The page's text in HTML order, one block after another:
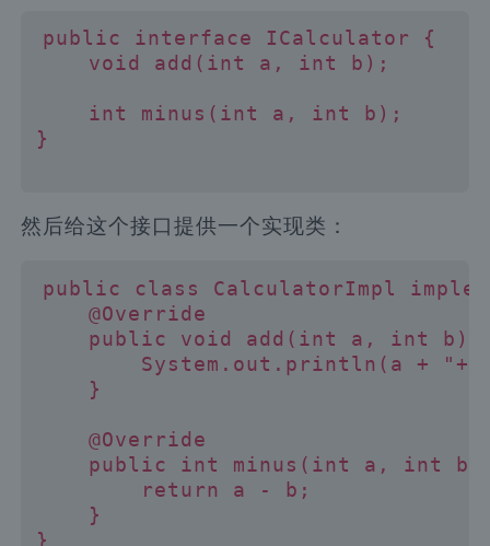
public interface ICalculator {
    void add(int a, int b);
    int minus(int a, int b);
}
然后给这个接口提供一个实现类：
public class CalculatorImpl
    @Override
public void add(int a, int b)
System.out.println(a +
    }
    @Override
public int minus(int a, int b)
        return a - b;
    }
}